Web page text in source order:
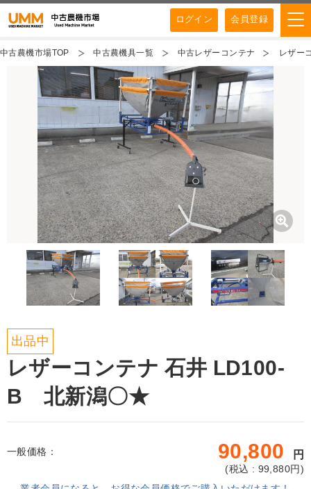
ログイン 会員登録
中古農機市場TOP 中古農機具一覧 中古レザーコンテナ レザー
出品中
レザーコンテナ 石井 LD100-
B 北新潟〇★
一般価格： 90,800 円
(税込 : 99,880円)